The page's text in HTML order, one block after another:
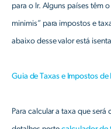
para o Ir. Alguns países têm
minimis” para impostos e
abaixo desse valor está
Guia de Taxas e Impostos de
Para calcular a taxa que